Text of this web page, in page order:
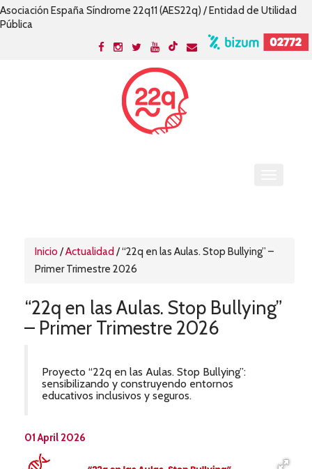
Asociación España Síndrome 22q11 (AES22q) / Entidad de Utilidad
Pública
Inicio /Actualidad /“22q en las Aulas. Stop Bullying” –
Primer Trimestre 2026
“22q en las Aulas. Stop Bullying”
– Primer Trimestre 2026
Proyecto “22q en las Aulas. Stop Bullying”:
sensibilizando y construyendo entornos
educativos inclusivos y seguros.
01 April 2026